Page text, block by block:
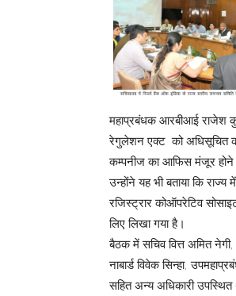
महाप्रबंधक आरबीआई राजेश
रेगुलेशन एक्ट को अधिसूचित
कम्पनीज का आफिस मंजूर होने
उन्होंने यह भी बताया कि
रजिस्ट्रार कोऑपरेटिव
लिए लिखा गया है।
बैठक में सचिव वित्त अमित
नाबार्ड विवेक सिन्हा,
सहित अन्य अधिकारी